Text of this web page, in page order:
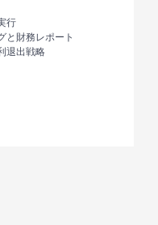
行
と財務レポート
退出戦略